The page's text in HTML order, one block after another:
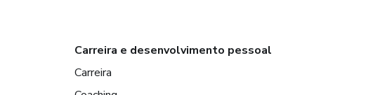
Carreira e desenvolvimento pessoal
Carreira